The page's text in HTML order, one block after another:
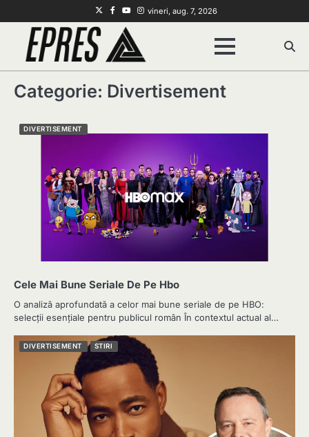
to
content
Twitter
Facebook
Youtube
Instagram
vineri, aug. 7, 2026
Categorie: Divertisement
DIVERTISEMENT
Cele Mai Bune Seriale De Pe Hbo
O analiză aprofundată a celor mai bune seriale de pe HBO:
selecții esențiale pentru publicul român În contextul actual al…
DIVERTISEMENT STIRI